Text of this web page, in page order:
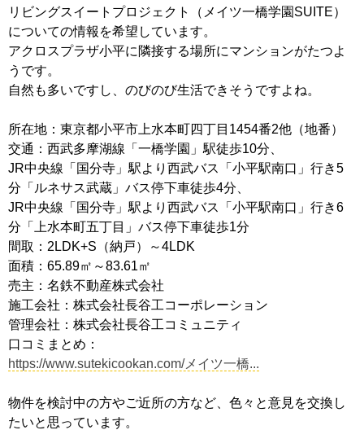
リビングスイートプロジェクト（メイツ一橋学園SUITE）
についての情報を希望しています。
アクロスプラザ小平に隣接する場所にマンションがたつよ
うです。
自然も多いですし、のびのび生活できそうですよね。
所在地：東京都小平市上水本町四丁目1454番2他（地番）
交通：西武多摩湖線「一橋学園」駅徒歩10分、
JR中央線「国分寺」駅より西武バス「小平駅南口」行き5
分「ルネサス武蔵」バス停下車徒歩4分、
JR中央線「国分寺」駅より西武バス「小平駅南口」行き6
分「上水本町五丁目」バス停下車徒歩1分
間取：2LDK+S（納戸）～4LDK
面積：65.89㎡～83.61㎡
売主：名鉄不動産株式会社
施工会社：株式会社長谷工コーポレーション
管理会社：株式会社長谷工コミュニティ
口コミまとめ：
https://www.sutekicookan.com/メイツ一橋...
物件を検討中の方やご近所の方など、色々と意見を交換し
たいと思っています。